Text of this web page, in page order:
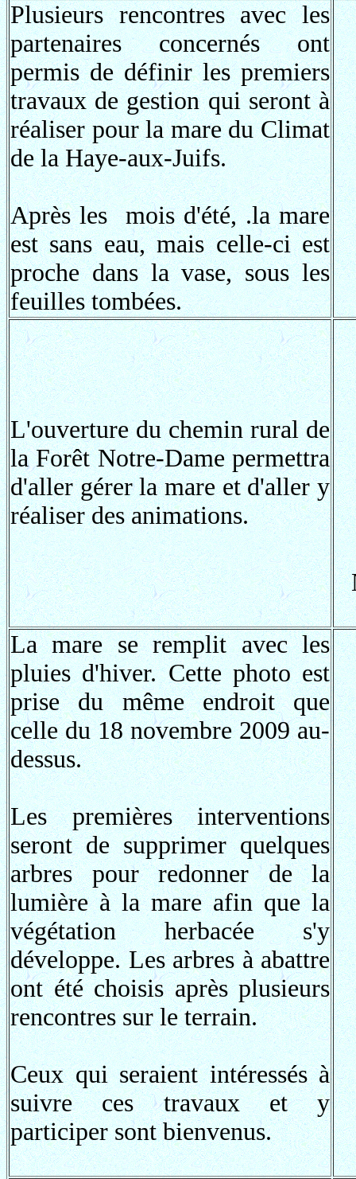
Plusieurs rencontres avec les
partenaires concernés ont
permis de définir les premiers
travaux de gestion qui seront à
réaliser pour la mare du Climat
de la Haye-aux-Juifs.
Après les mois d'été, .la mare
est sans eau, mais celle-ci est
proche dans la vase, sous les
feuilles tombées.
L'ouverture du chemin rural de
la Forêt Notre-Dame permettra
d'aller gérer la mare et d'aller y
réaliser des animations.
La mare se remplit avec les
pluies d'hiver. Cette photo est
prise du même endroit que
celle du 18 novembre 2009 au-
dessus.
Les premières interventions
seront de supprimer quelques
arbres pour redonner de la
lumière à la mare afin que la
végétation herbacée s'y
développe. Les arbres à abattre
ont été choisis après plusieurs
rencontres sur le terrain.
Ceux qui seraient intéressés à
suivre ces travaux et y
participer sont bienvenus.